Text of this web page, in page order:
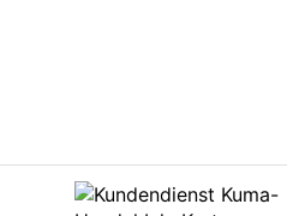
Großhandel